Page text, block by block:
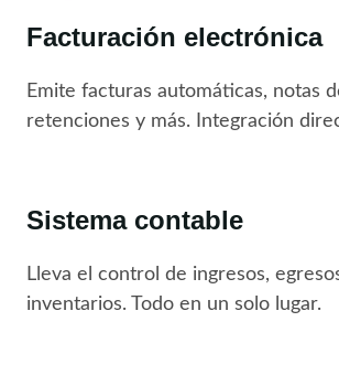
Facturación electrónica
Emite facturas automáticas, notas
retenciones y más. Integración
Sistema contable
Lleva el control de ingresos,
inventarios. Todo en un solo lugar.